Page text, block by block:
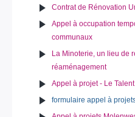
Contrat de Rénovation
Appel à occupation
communaux
La Minoterie, un lieu de
réaménagement
Appel à projet - Le
formulaire appel à